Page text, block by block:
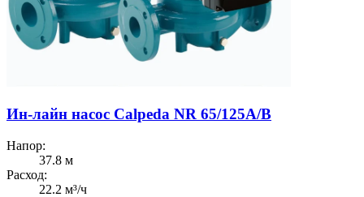
Ин-лайн насос Calpeda NR 65/125A/B
Напор:
37.8 м
Расход:
22.2 м³/ч